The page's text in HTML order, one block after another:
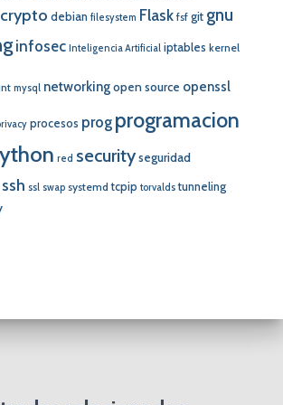
crypto debian filesystem Flask fsf git gnu
infosec Inteligencia Artificial iptables kernel
mysql networkingopen source openssl
procesos prog programacion
red securityseguridad
ssh ssl swap systemd tcpip torvalds tunneling